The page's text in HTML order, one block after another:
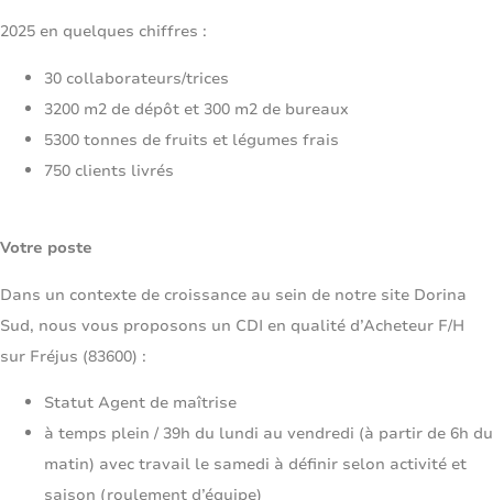
2025 en quelques chiffres :
30 collaborateurs/trices
3200 m2 de dépôt et 300 m2 de bureaux
5300 tonnes de fruits et légumes frais
750 clients livrés
Votre poste
Dans un contexte de croissance au sein de notre site Dorina
Sud, nous vous proposons un CDI en qualité d’Acheteur F/H
sur Fréjus (83600) :
Statut Agent de maîtrise
à temps plein / 39h du lundi au vendredi (à partir de 6h du
matin) avec travail le samedi à définir selon activité et
saison (roulement d’équipe)